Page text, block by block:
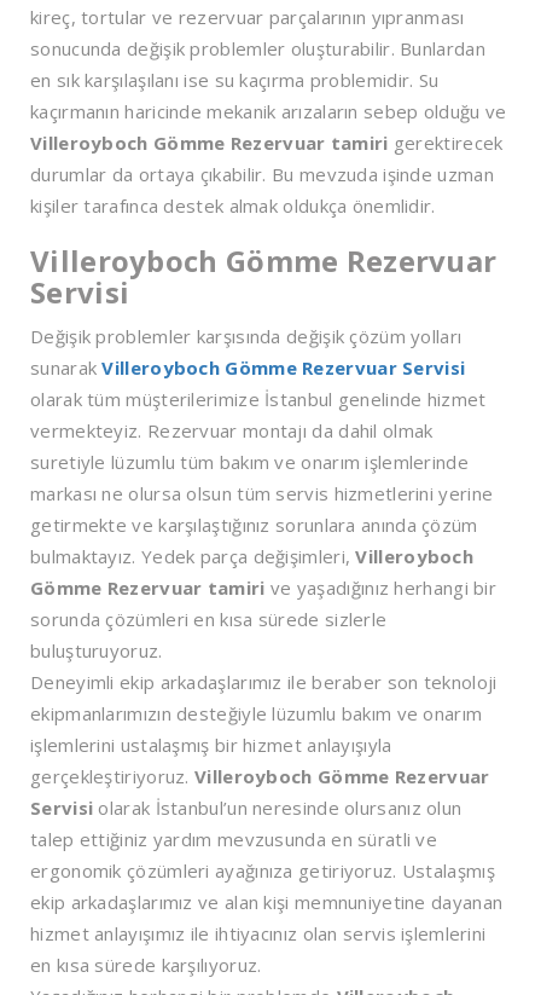
kireç, tortular ve rezervuar parçalarının yıpranması
sonucunda değişik problemler oluşturabilir. Bunlardan
en sık karşılaşılanı ise su kaçırma problemidir. Su
kaçırmanın haricinde mekanik arızaların sebep olduğu ve
Villeroyboch Gömme Rezervuar tamiri gerektirecek
durumlar da ortaya çıkabilir. Bu mevzuda işinde uzman
kişiler tarafınca destek almak oldukça önemlidir.
Villeroyboch Gömme Rezervuar
Servisi
Değişik problemler karşısında değişik çözüm yolları
sunarakVilleroyboch Gömme Rezervuar Servisi
olarak tüm müşterilerimize İstanbul genelinde hizmet
vermekteyiz. Rezervuar montajı da dahil olmak
suretiyle lüzumlu tüm bakım ve onarım işlemlerinde
markası ne olursa olsun tüm servis hizmetlerini yerine
getirmekte ve karşılaştığınız sorunlara anında çözüm
bulmaktayız. Yedek parça değişimleri,Villeroyboch
Gömme Rezervuar tamiri ve yaşadığınız herhangi bir
sorunda çözümleri en kısa sürede sizlerle
buluşturuyoruz.
Deneyimli ekip arkadaşlarımız ile beraber son teknoloji
ekipmanlarımızın desteğiyle lüzumlu bakım ve onarım
işlemlerini ustalaşmış bir hizmet anlayışıyla
gerçekleştiriyoruz. Villeroyboch Gömme Rezervuar
Servisi olarak İstanbul’un neresinde olursanız olun
talep ettiğiniz yardım mevzusunda en süratli ve
ergonomik çözümleri ayağınıza getiriyoruz. Ustalaşmış
ekip arkadaşlarımız ve alan kişi memnuniyetine dayanan
hizmet anlayışımız ile ihtiyacınız olan servis işlemlerini
en kısa sürede karşılıyoruz.